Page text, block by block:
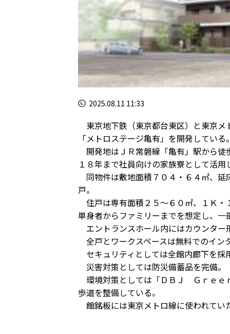
2025.08.11 11:33
東京地下鉄（東京都台東区）と東京メ
「メトロステージ亀有」を開発してい
開発地はＪＲ常磐線「亀有」駅から
１８年まで社員向けの家族寮として活用
同物件は敷地面積７０４・６４㎡、延
戸。
住戸は専有面積２５～６０㎡、１Ｋ
単身者からファミリーまでを想定し、
エントランスホール内にはカウンター
全戸とワークスペースは無料でのイン
セキュリティとしては全館内廊下を採
災害対策としては防災備蓄品を完備。
環境対策としては「ＤＢＪ Ｇｒｅｅ
歩道を整備している。
館銘板には東京メトロ線に使われてい